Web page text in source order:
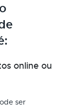
online ou
ser